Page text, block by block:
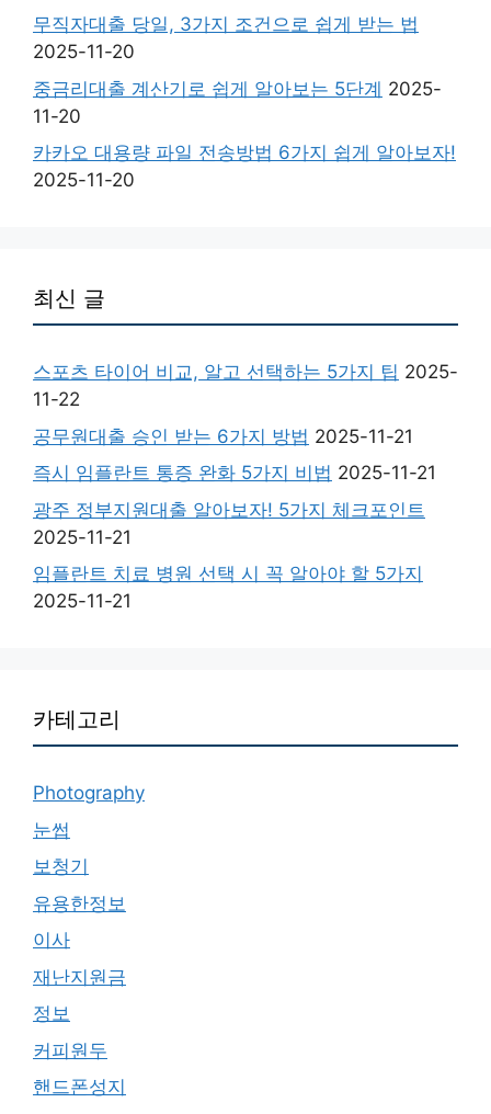
무직자대출 당일, 3가지 조건으로 쉽게 받는 법
2025-11-20
중금리대출 계산기로 쉽게 알아보는 5단계 2025-
11-20
카카오 대용량 파일 전송방법 6가지 쉽게 알아보자!
2025-11-20
최신 글
스포츠 타이어 비교, 알고 선택하는 5가지 팁 2025-
11-22
공무원대출 승인 받는 6가지 방법 2025-11-21
즉시 임플란트 통증 완화 5가지 비법 2025-11-21
광주 정부지원대출 알아보자! 5가지 체크포인트
2025-11-21
임플란트 치료 병원 선택 시 꼭 알아야 할 5가지
2025-11-21
카테고리
Photography
눈썹
보청기
유용한정보
이사
재난지원금
정보
커피원두
핸드폰성지